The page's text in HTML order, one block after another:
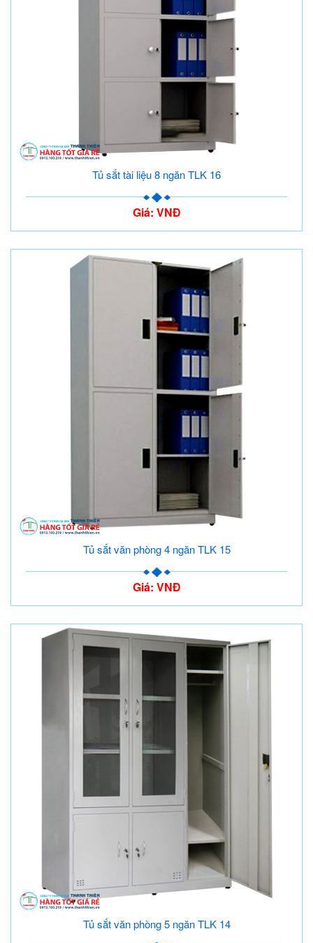
Tủ sắt tài liệu 8 ngăn TLK 16
Giá: VNĐ
Tủ sắt văn phòng 4 ngăn TLK 15
Giá: VNĐ
Tủ sắt văn phòng 5 ngăn TLK 14